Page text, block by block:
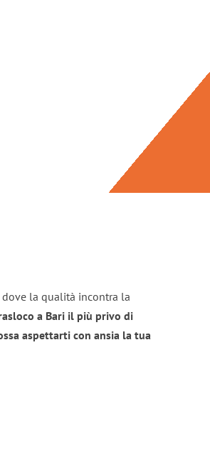
la qualità incontra la
a Bari il più privo di
aspettarti con ansia la tua